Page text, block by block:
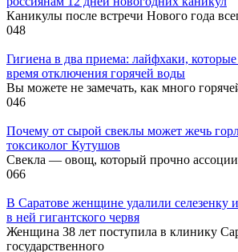
Каникулы после встречи Нового года
048
Гигиена в два приема: лайфхаки,
время отключения горячей воды
Вы можете не замечать, как много
046
Почему от сырой свеклы может жечь
токсиколог Кутушов
Свекла — овощ, который прочно
066
В Саратове женщине удалили селезенку
в ней гигантского червя
Женщина 38 лет поступила в клинику
государственного